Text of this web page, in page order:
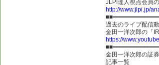
JLPI達人視点会員
http://www.jlpi.jp/
過去のライブ配信
金田一洋次郎の「
https://
金田一洋次郎の証
記事一覧